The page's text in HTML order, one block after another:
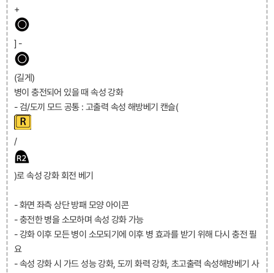
+
] -
(길게)
병이 충전되어 있을 때 속성 강화
- 검/도끼 모드 공통 : 고출력 속성 해방베기 캔슬(
/
)로 속성 강화 회전 베기
- 화면 좌측 상단 방패 모양 아이콘
- 충전한 병을 소모하며 속성 강화 가능
- 강화 이후 모든 병이 소모되기에 이후 병 효과를 받기 위해 다시 충전 필
요
- 속성 강화 시 가드 성능 강화, 도끼 화력 강화, 초고출력 속성해방베기 사